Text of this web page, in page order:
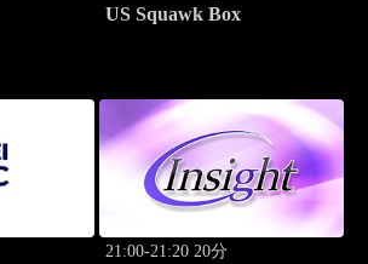
US Squawk Box
21:00-21:20 20分